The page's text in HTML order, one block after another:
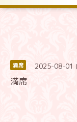
満席 2025-08-01
満席